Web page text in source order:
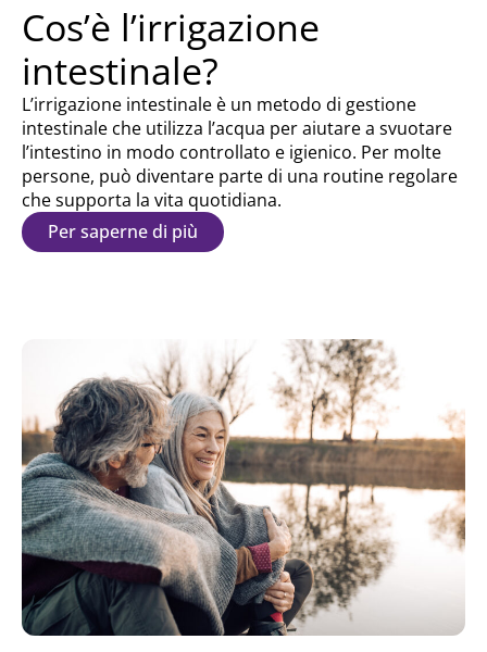
Cos’è l’irrigazione
intestinale?
L’irrigazione intestinale è un metodo di gestione
intestinale che utilizza l’acqua per aiutare a svuotare
l’intestino in modo controllato e igienico. Per molte
persone, può diventare parte di una routine regolare
che supporta la vita quotidiana.
Per saperne di più